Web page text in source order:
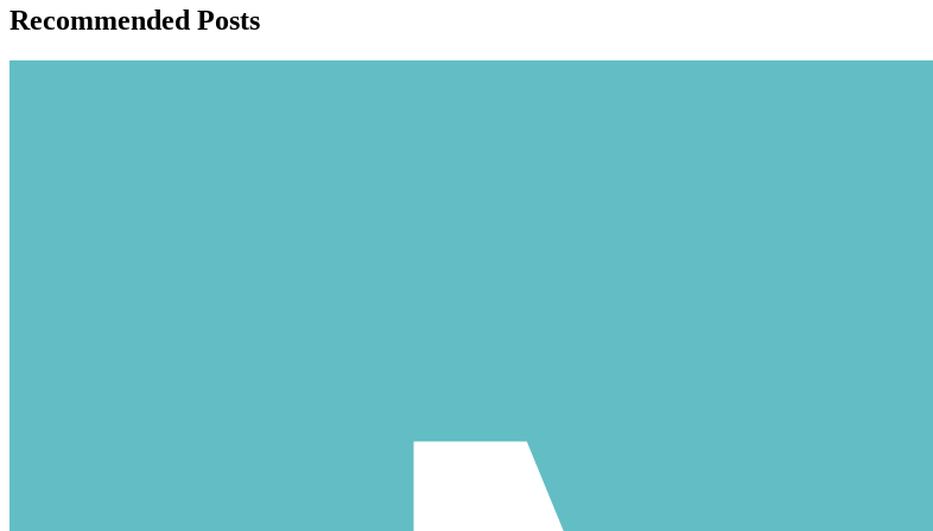
Recommended Posts